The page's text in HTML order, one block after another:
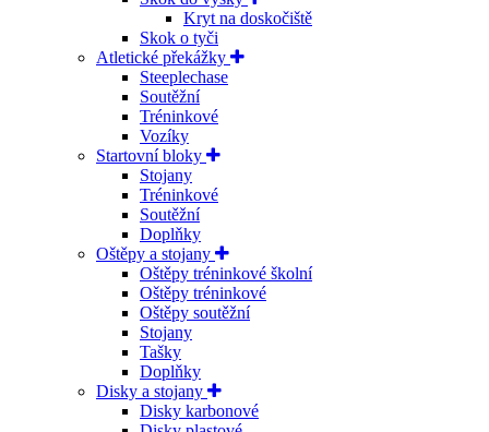
Kryt na doskočiště
Skok o tyči
Atletické překážky
Steeplechase
Soutěžní
Tréninkové
Vozíky
Startovní bloky
Stojany
Tréninkové
Soutěžní
Doplňky
Oštěpy a stojany
Oštěpy tréninkové školní
Oštěpy tréninkové
Oštěpy soutěžní
Stojany
Tašky
Doplňky
Disky a stojany
Disky karbonové